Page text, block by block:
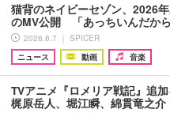
猫背のネイビーセゾン、2026
のMV公開 「あっちいんだか
2026.8.7 ｜ SPICER
ニュース
動画 音楽
TVアニメ『ロメリア戦記』追加
梶原岳人、堀江瞬、綿貫竜之